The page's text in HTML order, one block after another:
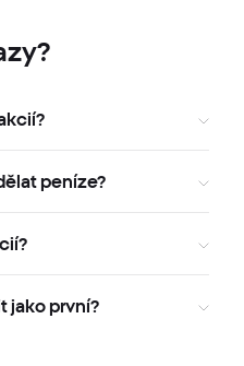
peníze?
jako první?